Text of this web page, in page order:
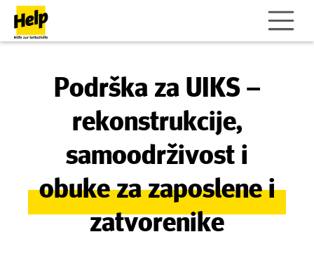
Podrška za UIKS –
rekonstrukcije,
samoodrživost i
obuke za zaposlene i
zatvorenike